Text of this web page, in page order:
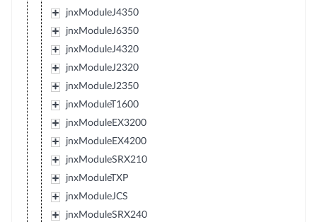
jnxModuleJ4350
jnxModuleJ6350
jnxModuleJ4320
jnxModuleJ2320
jnxModuleJ2350
jnxModuleT1600
jnxModuleEX3200
jnxModuleEX4200
jnxModuleSRX210
jnxModuleTXP
jnxModuleJCS
jnxModuleSRX240